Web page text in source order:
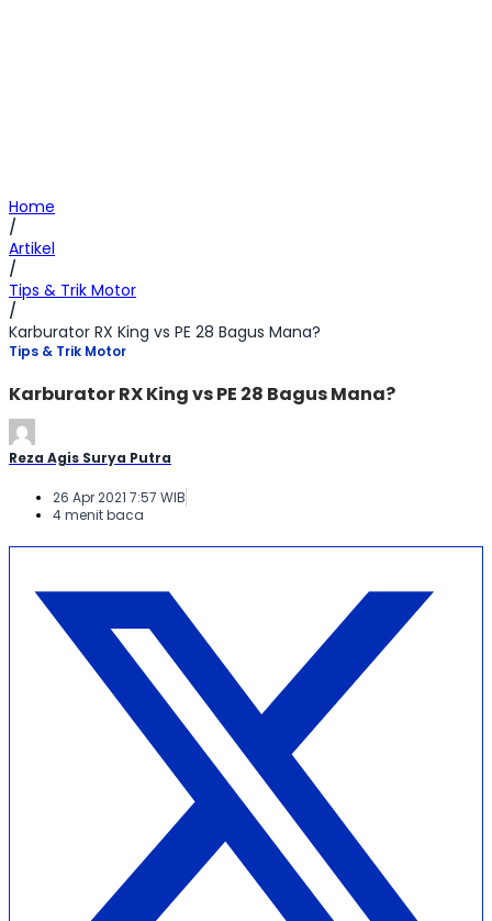
Home
/
Artikel
/
Tips & Trik Motor
/
Karburator RX King vs PE 28 Bagus Mana?
Tips & Trik Motor
Karburator RX King vs PE 28 Bagus Mana?
Reza Agis Surya Putra
26 Apr 2021 7:57 WIB
4 menit baca